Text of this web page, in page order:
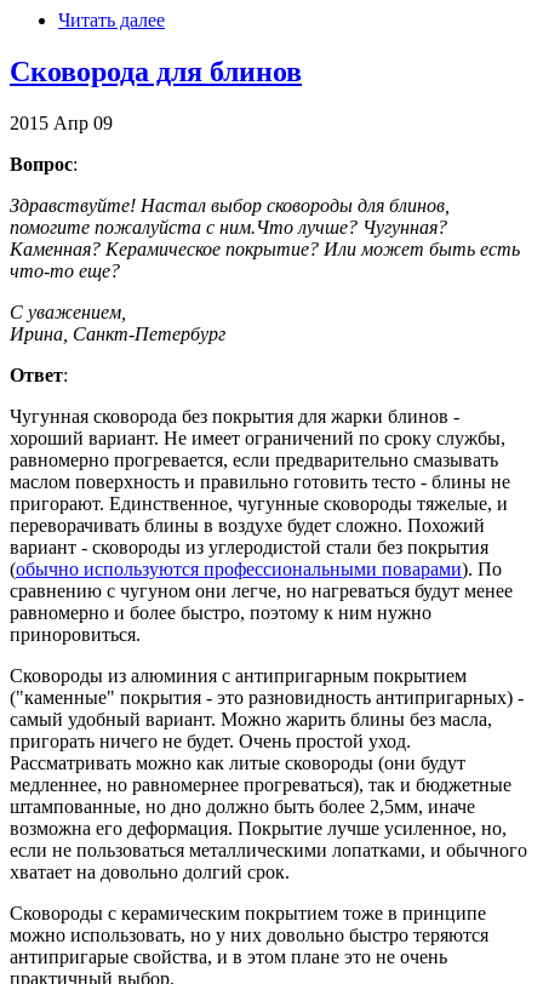
Читать далее
Сковорода для блинов
2015 Апр 09
Вопрос:
Здравствуйте! Настал выбор сковороды для блинов,
помогите пожалуйста с ним.Что лучше? Чугунная?
Каменная? Керамическое покрытие? Или может быть есть
что-то еще?
С уважением,
Ирина, Санкт-Петербург
Ответ:
Чугунная сковорода без покрытия для жарки блинов -
хороший вариант. Не имеет ограничений по сроку службы,
равномерно прогревается, если предварительно смазывать
маслом поверхность и правильно готовить тесто - блины не
пригорают. Единственное, чугунные сковороды тяжелые, и
переворачивать блины в воздухе будет сложно. Похожий
вариант - сковороды из углеродистой стали без покрытия
(обычно используются профессиональными поварами). По
сравнению с чугуном они легче, но нагреваться будут менее
равномерно и более быстро, поэтому к ним нужно
приноровиться.
Сковороды из алюминия с антипригарным покрытием
("каменные" покрытия - это разновидность антипригарных) -
самый удобный вариант. Можно жарить блины без масла,
пригорать ничего не будет. Очень простой уход.
Рассматривать можно как литые сковороды (они будут
медленнее, но равномернее прогреваться), так и бюджетные
штампованные, но дно должно быть более 2,5мм, иначе
возможна его деформация. Покрытие лучше усиленное, но,
если не пользоваться металлическими лопатками, и обычного
хватает на довольно долгий срок.
Сковороды с керамическим покрытием тоже в принципе
можно использовать, но у них довольно быстро теряются
антипригарые свойства, и в этом плане это не очень
практичный выбор.